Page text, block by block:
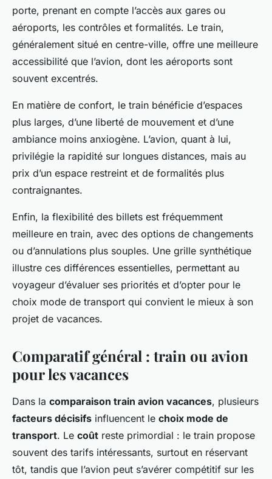
porte, prenant en compte l’accès aux gares ou
aéroports, les contrôles et formalités. Le train,
généralement situé en centre-ville, offre une meilleure
accessibilité que l’avion, dont les aéroports sont
souvent excentrés.
En matière de confort, le train bénéficie d’espaces
plus larges, d’une liberté de mouvement et d’une
ambiance moins anxiogène. L’avion, quant à lui,
privilégie la rapidité sur longues distances, mais au
prix d’un espace restreint et de formalités plus
contraignantes.
Enfin, la flexibilité des billets est fréquemment
meilleure en train, avec des options de changements
ou d’annulations plus souples. Une grille synthétique
illustre ces différences essentielles, permettant au
voyageur d’évaluer ses priorités et d’opter pour le
choix mode de transport qui convient le mieux à son
projet de vacances.
Comparatif général : train ou avion
pour les vacances
Dans la comparaison train avion vacances, plusieurs
facteurs décisifs influencent le choix mode de
transport. Le coût reste primordial : le train propose
souvent des tarifs intéressants, surtout en réservant
tôt, tandis que l’avion peut s’avérer compétitif sur les